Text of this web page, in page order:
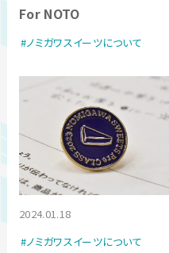
For NOTO
ノミガワスイーツについて
2024.01.18
ノミガワスイーツについて